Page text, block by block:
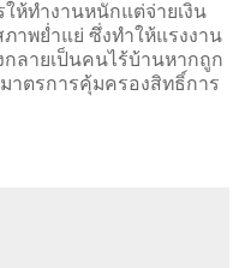
ห้ทำงานหนักแต่จ่ายเงิน
าพย่ำแย่ ซึ่งทำให้แรงงาน
กลายเป็นคนไร้บ้านหากถูก
าตรการคุ้มครองสิทธิ์การ